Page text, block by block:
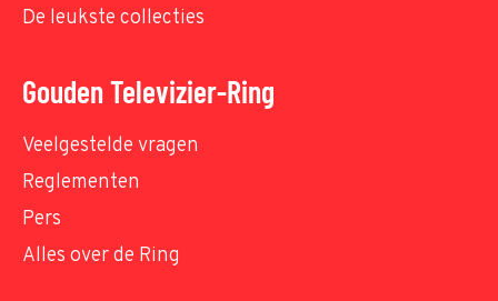
De leukste collecties
Gouden Televizier-Ring
Veelgestelde vragen
Reglementen
Pers
Alles over de Ring